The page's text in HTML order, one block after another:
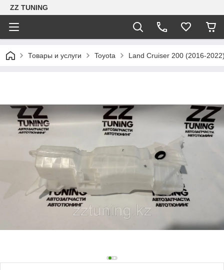
ZZ TUNING
Товары и услуги Toyota Land Cruiser 200 (2016-